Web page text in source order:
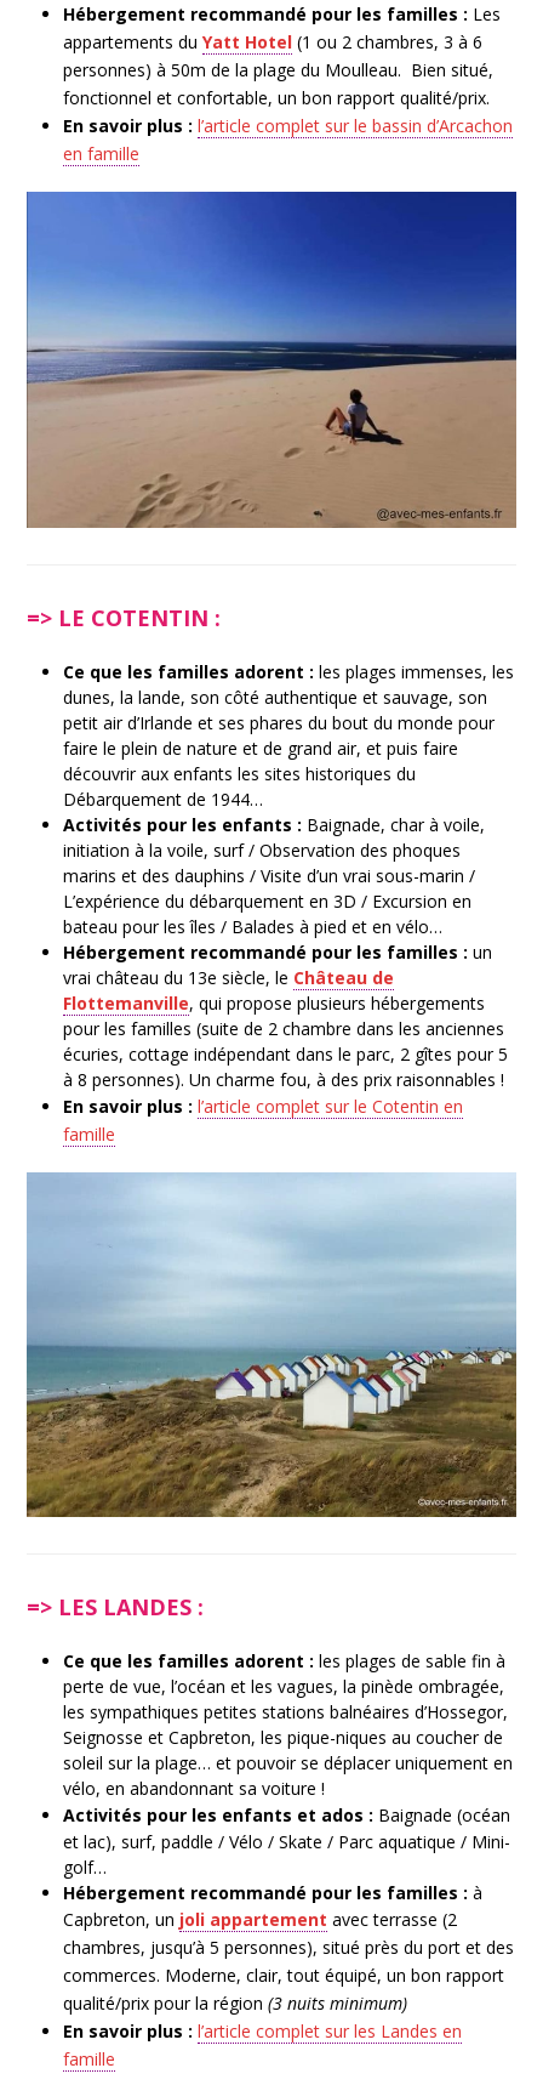
Hébergement recommandé pour les familles : Les
appartements duYatt Hotel (1 ou 2 chambres, 3 à 6
personnes) à 50m de la plage du Moulleau. Bien situé,
fonctionnel et confortable, un bon rapport qualité/prix.
En savoir plus : l’article complet sur le bassin d’Arcachon
en famille
=> LE COTENTIN :
Ce que les familles adorent :les plages immenses, les
dunes, la lande, son côté authentique et sauvage, son
petit air d’Irlande et ses phares du bout du monde pour
faire le plein de nature et de grand air, et puis faire
découvrir aux enfants les sites historiques du
Débarquement de 1944…
Activités pour les enfants : Baignade, char à voile,
initiation à la voile, surf / Observation des phoques
marins et des dauphins / Visite d’un vrai sous-marin /
L’expérience du débarquement en 3D / Excursion en
bateau pour les îles / Balades à pied et en vélo…
Hébergement recommandé pour les familles :un
vrai château du 13e siècle, le Château de
Flottemanville, qui propose plusieurs hébergements
pour les familles (suite de 2 chambre dans les anciennes
écuries, cottage indépendant dans le parc, 2 gîtes pour 5
à 8 personnes). Un charme fou, à des prix raisonnables !
En savoir plus : l’article complet sur le Cotentin en
famille
=> LES LANDES :
Ce que les familles adorent :les plages de sable fin à
perte de vue, l’océan et les vagues, la pinède ombragée,
les sympathiques petites stations balnéaires d’Hossegor,
Seignosse et Capbreton, les pique-niques au coucher de
soleil sur la plage… et pouvoir se déplacer uniquement en
vélo, en abandonnant sa voiture !
Activités pour les enfants et ados : Baignade (océan
et lac), surf, paddle / Vélo / Skate / Parc aquatique / Mini-
golf…
Hébergement recommandé pour les familles :à
Capbreton, un joli appartement avec terrasse (2
chambres, jusqu’à 5 personnes), situé près du port et des
commerces. Moderne, clair, tout équipé, un bon rapport
qualité/prix pour la région (3 nuits minimum)
En savoir plus : l’article complet sur les Landes en
famille